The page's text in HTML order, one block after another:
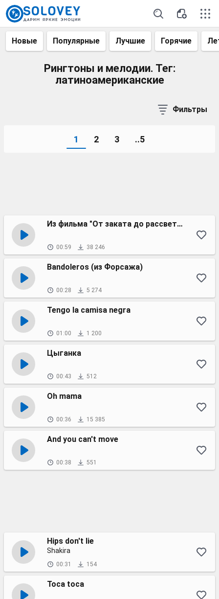
Новые Популярные Лучшие Горячие
Рингтоны и мелодии. Тег:
латиноамериканские
Фильтры
1 2 3 ..5
Из фильма "От заката до рассвета"
00:59 38 246
Bandoleros (из Форсажа)
00:28 5 274
Tengo la camisa negra
01:00 1 200
Цыганка
00:43 512
Oh mama
00:36 15 385
And you can't move
00:38 551
Hips don't lie
Shakira
00:31 154
Toca toca